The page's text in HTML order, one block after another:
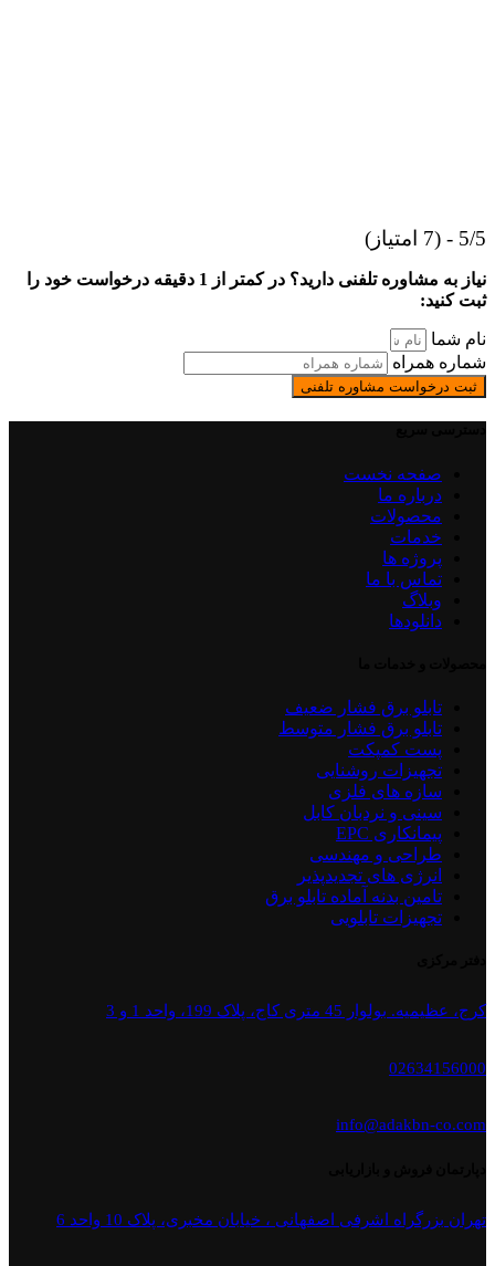
5/5 - (7 امتیاز)
نیاز به مشاوره تلفنی دارید؟ در کمتر از 1 دقیقه درخواست خود را
ثبت کنید:
نام شما
شماره همراه
ثبت درخواست مشاوره تلفنی
صفحه نخست
درباره ما
محصولات
خدمات
پروژه ها
تماس با ما
وبلاگ
دانلودها
تابلو برق فشار ضعیف
تابلو برق فشار متوسط
پست کمپکت
تجهیزات روشنایی
سازه های فلزی
سینی و نردبان کابل
پیمانکاری EPC
طراحی و مهندسی
انرژی های تجدیدپذیر
تامین بدنه آماده تابلو برق
تجهیزات تابلویی
کرج، عظیمیه. بولوار 45 متری کاج، پلاک 199، واحد 1 و 3
02634156000
info@adakbn-co.com
تهران بزرگراه اشرفی اصفهانی ، خیابان مخبری، پلاک 10 واحد 6